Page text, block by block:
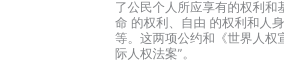
了公民个人所应享有的权利和
命 的权利、自由 的权利和人
等。这两项公约和《世界人权
际人权法案”。